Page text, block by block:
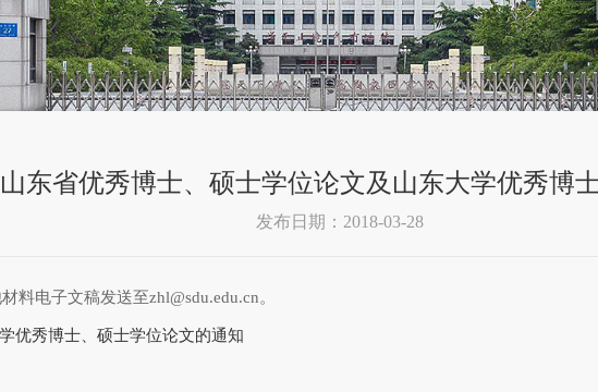
东省优秀博士、硕士学位论文及山东大学优秀博
发布日期：2018-03-28
料电子文稿发送至zhl@sdu.edu.cn。
优秀博士、硕士学位论文的通知